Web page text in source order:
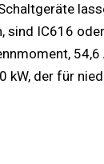
IC616
der für